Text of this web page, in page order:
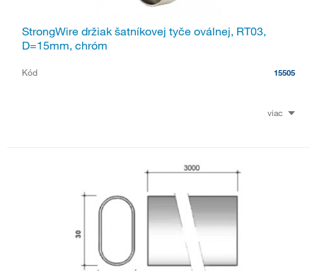
StrongWire držiak šatníkovej tyče oválnej, RT03,
D=15mm, chróm
Kód 15505
viac